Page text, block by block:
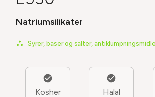
Natriumsilikater
Syrer, baser og salter,
Kosher Halal